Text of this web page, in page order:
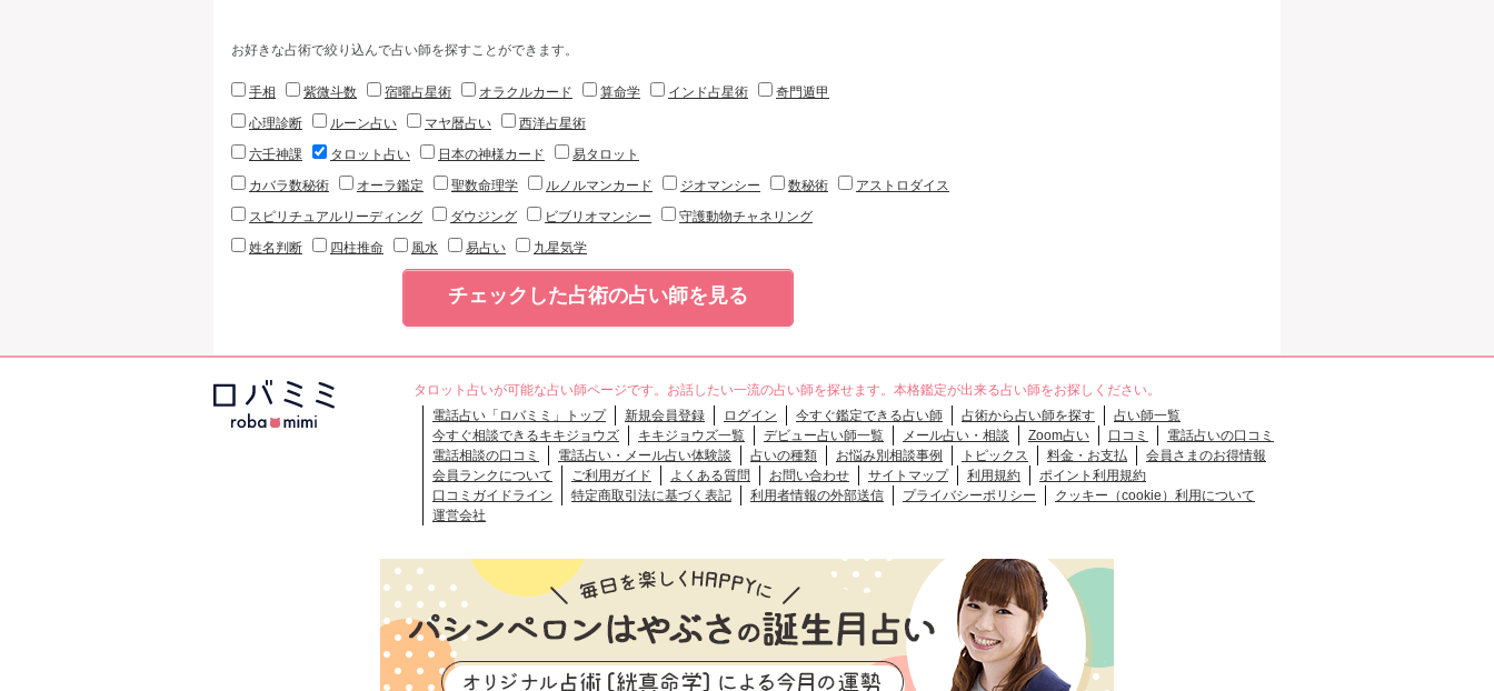
お好きな占術で絞り込んで占い師を探すことができます。
手相 紫微斗数 宿曜占星術 オラクルカード 算命学 インド占星術
奇門遁甲
心理診断
ルーン占い マヤ暦占い
西洋占星術
六壬神課
タロット占い 日本の神様カード
易タロット
カバラ数秘術
オーラ鑑定 聖数命理学 ルノルマンカード ジオマンシー 数秘術
アストロダイス
スピリチュアルリーディング
ダウジング ビブリオマンシー
守護動物チャネリング
姓名判断
四柱推命 風水 易占い 九星気学
チェックした占術の占い師を見る
タロット占いが可能な占い師ページです。お話したい一流の占い師を探せます。本格鑑定が出来る占い師をお探しください。
電話占い「ロバミミ」トップ
新規会員登録 ログイン 今すぐ鑑定できる占い師 占術から占い師を探す
占い師一覧
今すぐ相談できるキキジョウズ
キキジョウズ一覧 デビュー占い師一覧 メール占い・相談 Zoom占い 口コミ
電話占いの口コミ
電話相談の口コミ
電話占い・メール占い体験談 占いの種類 お悩み別相談事例 トピックス 料金・お支払
会員さまのお得情報
会員ランクについて
ご利用ガイド よくある質問 お問い合わせ サイトマップ 利用規約
ポイント利用規約
口コミガイドライン
特定商取引法に基づく表記 利用者情報の外部送信 プライバシーポリシー
クッキー（cookie）利用について
運営会社